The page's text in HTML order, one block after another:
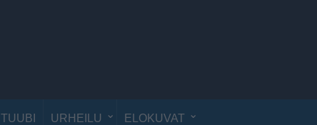
TUUBI URHEILU ELOKUVAT